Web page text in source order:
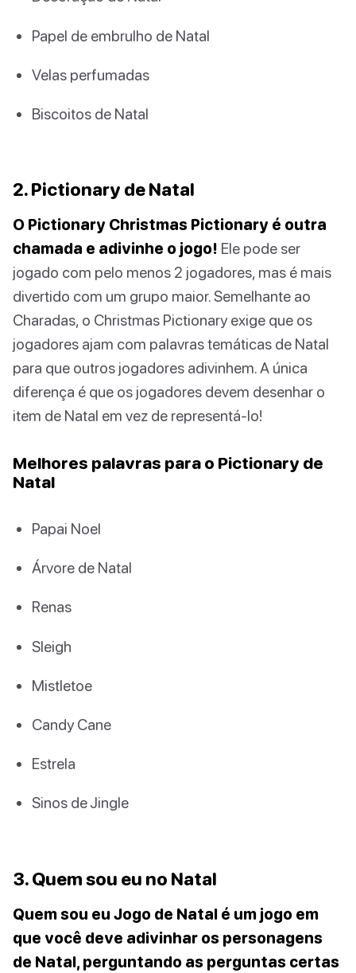
Papel de embrulho de Natal
Velas perfumadas
Biscoitos de Natal
2. Pictionary de Natal
O Pictionary Christmas Pictionary é outra
chamada e adivinhe o jogo! Ele pode ser
jogado com pelo menos 2 jogadores, mas é mais
divertido com um grupo maior. Semelhante ao
Charadas, o Christmas Pictionary exige que os
jogadores ajam com palavras temáticas de Natal
para que outros jogadores adivinhem. A única
diferença é que os jogadores devem desenhar o
item de Natal em vez de representá-lo!
Melhores palavras para o Pictionary de
Natal
Papai Noel
Árvore de Natal
Renas
Sleigh
Mistletoe
Candy Cane
Estrela
Sinos de Jingle
3. Quem sou eu no Natal
Quem sou eu Jogo de Natal é um jogo em
que você deve adivinhar os personagens
de Natal, perguntando as perguntas certas